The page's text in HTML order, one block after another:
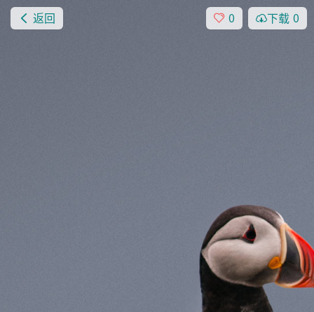
返回 0 下载 0